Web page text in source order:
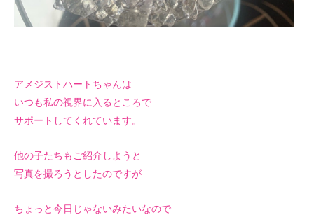
アメジストハートちゃんは
いつも私の視界に入るところで
サポートしてくれています。
他の子たちもご紹介しようと
写真を撮ろうとしたのですが
ちょっと今日じゃないみたいなので